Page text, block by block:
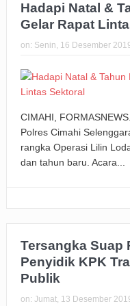
Hadapi Natal &
Gelar Rapat
on: Senin, 16 Desember
CIMAHI,
Polres Cimahi
rangka Operasi Lilin
dan tahun baru. Acara...
Tersangka Suap
Penyidik KPK
Publik
on: Jumat, 13 Desember